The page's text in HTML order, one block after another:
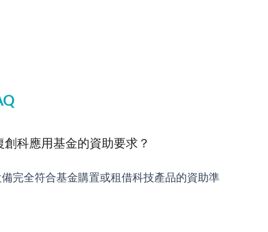
科應用基金的資助要求？
完全符合基金購置或租借科技產品的資助準